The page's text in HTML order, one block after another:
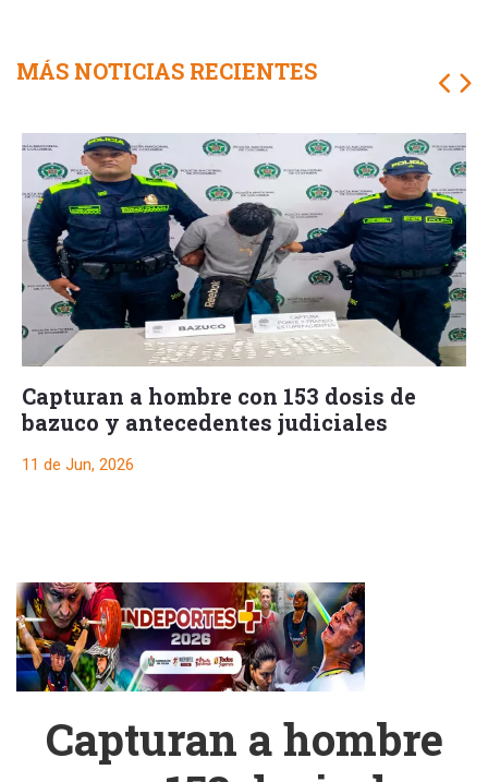
MÁS NOTICIAS RECIENTES
Capturan a hombre con 153 dosis de
bazuco y antecedentes judiciales
11 de Jun, 2026
Capturan a hombre